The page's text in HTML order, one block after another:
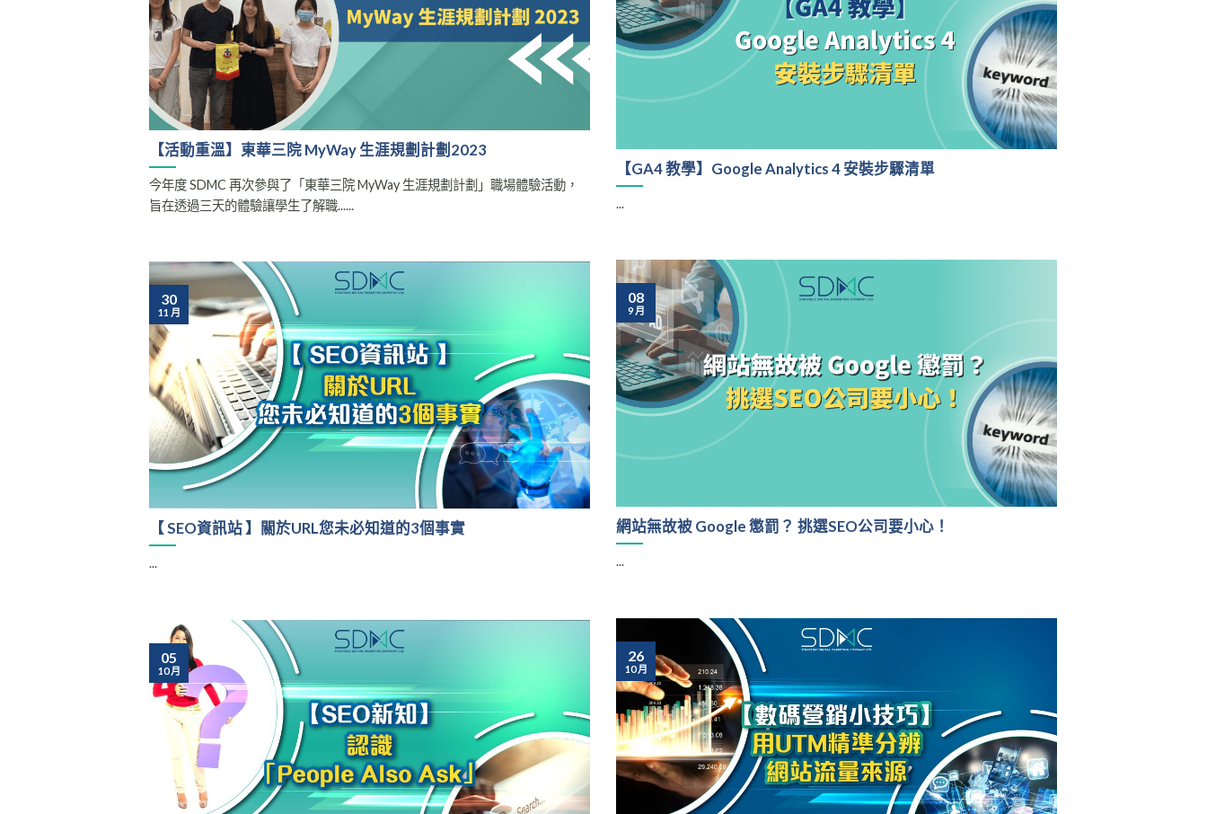
【活動重溫】東華三院 MyWay 生涯規劃計劃2023
今年度 SDMC 再次參與了「東華三院 MyWay 生涯規劃計劃」職場體驗活動，
旨在透過三天的體驗讓學生了解職......
【GA4 教學】Google Analytics 4 安裝步驟清單
...
網站無故被 Google 懲罰？ 挑選SEO公司要小心！
...
08
9 月
【 SEO資訊站 】關於URL您未必知道的3個事實
...
30
11 月
26
10 月
05
10 月